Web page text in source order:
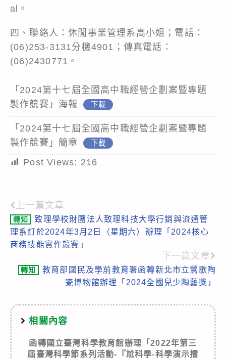
al。
四、聯絡人：休閒事業管理系高小姐；電話：
(06)253-3131分機4901；傳真電話：
(06)2430771。
「2024第十七屆全國高中職經營企劃案暨專題
製作競賽」海報
下載
「2024第十七屆全國高中職經營企劃案暨專題
製作競賽」簡章
下載
Post Views: 216
Read
more
articles
上一篇文章
轉知
致理學校財團法人致理科技大學行銷與流通管
理系訂於2024年3月2日（星期六）辦理「2024核心
商務技能實作競賽」
下一篇文章
轉知
教育部國民及學前教育署函轉新北市立鶯歌陶
瓷博物館辦理「2024全國兒少陶藝獎」
相關內容
函轉國立臺灣科學教育館辦理「2022年第三
屆臺灣科學節系列活動-『尬科學-科學演示擂